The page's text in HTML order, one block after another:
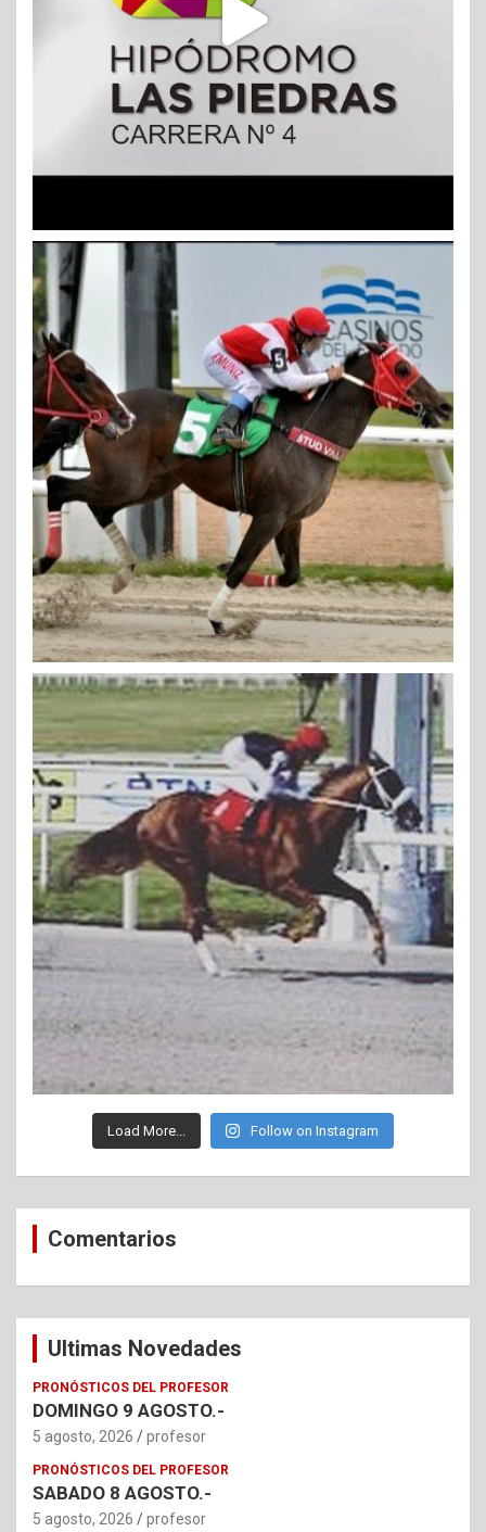
Load More... Follow on Instagram
Comentarios
Ultimas Novedades
PRONÓSTICOS DEL PROFESOR
DOMINGO 9 AGOSTO.-
5 agosto, 2026 profesor
PRONÓSTICOS DEL PROFESOR
SABADO 8 AGOSTO.-
5 agosto, 2026 profesor